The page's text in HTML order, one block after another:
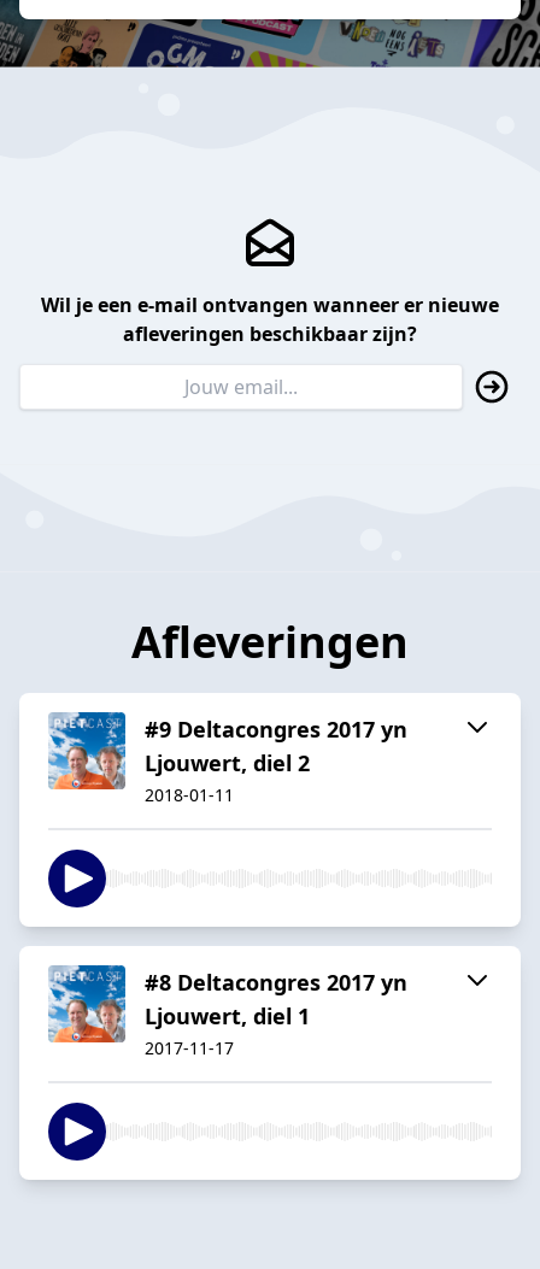
Wil je een e-mail ontvangen wanneer er nieuwe
afleveringen beschikbaar zijn?
Afleveringen
#9 Deltacongres 2017 yn
Ljouwert, diel 2
2018-01-11
#8 Deltacongres 2017 yn
Ljouwert, diel 1
2017-11-17